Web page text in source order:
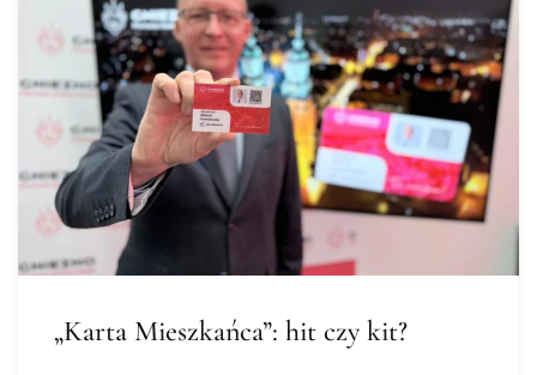
„Karta Mieszkańca”: hit czy kit?